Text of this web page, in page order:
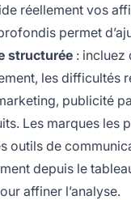
réellement vos
permet
structurée : incluez
les difficultés
publicité
Les marques les
outils de
depuis le
affiner l’analyse.